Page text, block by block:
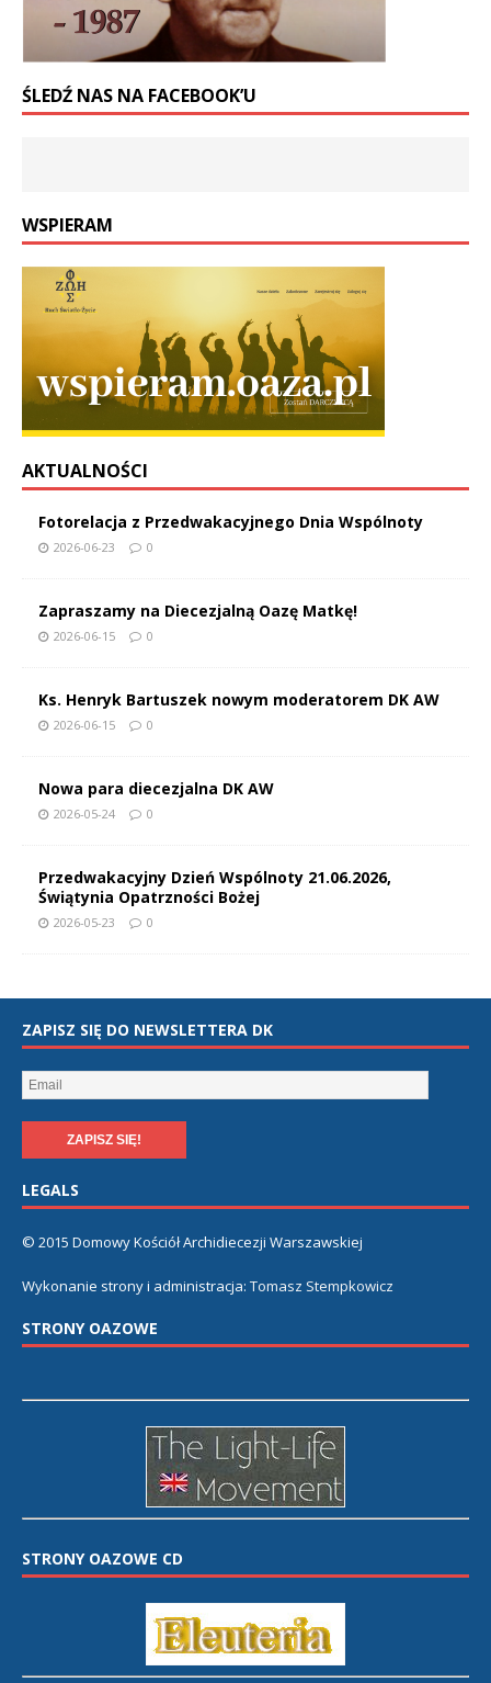
ŚLEDŹ NAS NA FACEBOOK’U
WSPIERAM
AKTUALNOŚCI
Fotorelacja z Przedwakacyjnego Dnia Wspólnoty
2026-06-23 0
Zapraszamy na Diecezjalną Oazę Matkę!
2026-06-15 0
Ks. Henryk Bartuszek nowym moderatorem DK AW
2026-06-15 0
Nowa para diecezjalna DK AW
2026-05-24 0
Przedwakacyjny Dzień Wspólnoty 21.06.2026,
Świątynia Opatrzności Bożej
2026-05-23 0
ZAPISZ SIĘ DO NEWSLETTERA DK
LEGALS
© 2015 Domowy Kościół Archidiecezji Warszawskiej
Wykonanie strony i administracja: Tomasz Stempkowicz
STRONY OAZOWE
STRONY OAZOWE CD